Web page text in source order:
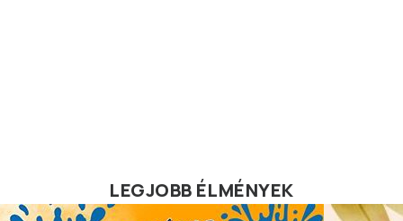
LEGJOBB ÉLMÉNYEK